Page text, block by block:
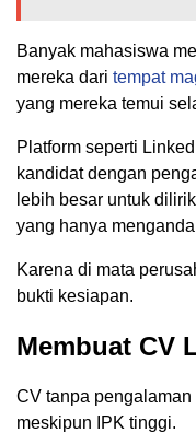
Banyak mahasiswa
mereka dari tempat
yang mereka temui
Platform seperti
kandidat dengan
lebih besar untuk
yang hanya
Karena di mata
bukti kesiapan.
Membuat CV
CV tanpa
meskipun IPK tinggi.